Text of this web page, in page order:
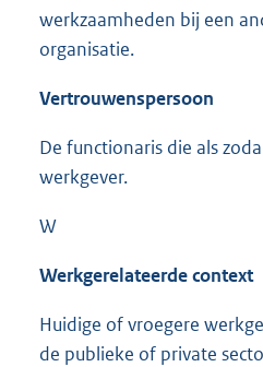
werkzaamheden bij een
organisatie.
Vertrouwenspersoon
De functionaris die als
werkgever.
W
Werkgerelateerdecontext
Huidige of vroegere
de publieke of private